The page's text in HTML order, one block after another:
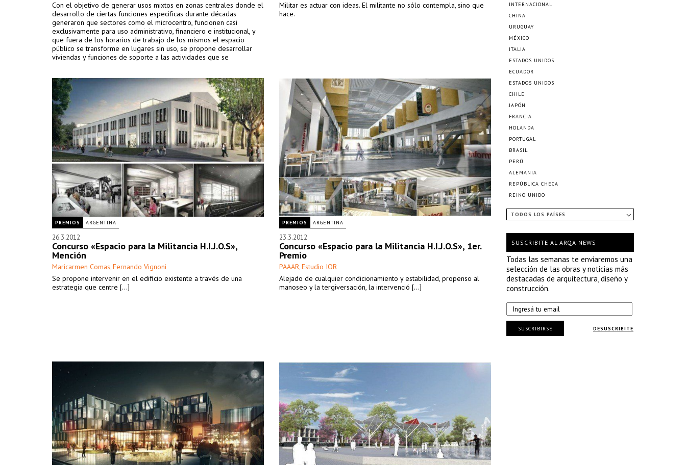
Con el objetivo de generar usos mixtos en zonas centrales donde el
desarrollo de ciertas funciones especificas durante décadas
generaron que sectores como el microcentro, funcionen casi
exclusivamente para uso administrativo, financiero e institucional, y
que fuera de los horarios de trabajo de los mismos el espacio
público se transforme en lugares sin uso, se propone desarrollar
viviendas y funciones de soporte a las actividades que se
Militar es actuar con ideas. El militante no sólo contempla, sino que
hace.
PREMIOS ARGENTINA
26.3.2012
Concurso «Espacio para la Militancia H.I.J.O.S»,
Mención
Maricarmen Comas, Fernando Vignoni
Se propone intervenir en el edificio existente a través de una
estrategia que centre [...]
PREMIOS ARGENTINA
23.3.2012
Concurso «Espacio para la Militancia H.I.J.O.S», 1er.
Premio
PAAAR, Estudio IOR
Alejado de cualquier condicionamiento y estabilidad, propenso al
manoseo y la tergiversación, la intervenció [...]
INTERNACIONAL
CHINA
URUGUAY
MÉXICO
ITALIA
ESTADOS UNIDOS
ECUADOR
ESTADOS UNIDOS
CHILE
JAPÓN
FRANCIA
HOLANDA
PORTUGAL
BRASIL
PERÚ
ALEMANIA
REPÚBLICA CHECA
REINO UNIDO
TODOS LOS PAÍSES
SUSCRIBITE AL ARQA NEWS
Todas las semanas te enviaremos una
selección de las obras y noticias más
destacadas de arquitectura, diseño y
construcción.
DESUSCRIBITE
SUSCRIBIRSE